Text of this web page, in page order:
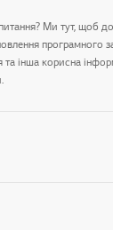
Ми тут, щоб
програмного
та інша корисна